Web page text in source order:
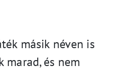
másik néven is
marad, és nem